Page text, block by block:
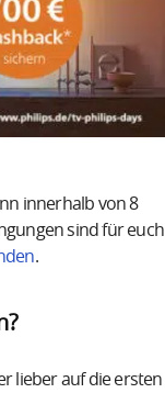
innerhalb von 8
sind für euch
.
lieber auf die ersten